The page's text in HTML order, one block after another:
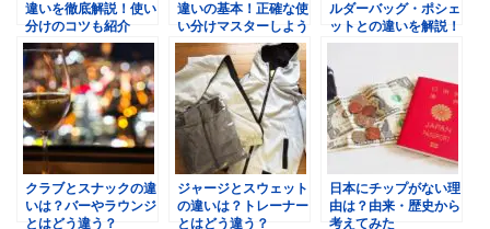
違いを徹底解説！使い
分けのコツも紹介
違いの基本！正確な使
い分けマスターしよう
ルダーバッグ・ポシェ
ットとの違いを解説！
クラブとスナックの違
いは？バーやラウンジ
とはどう違う？
ジャージとスウェット
の違いは？トレーナー
とはどう違う？
日本にチップがない理
由は？由来・歴史から
考えてみた